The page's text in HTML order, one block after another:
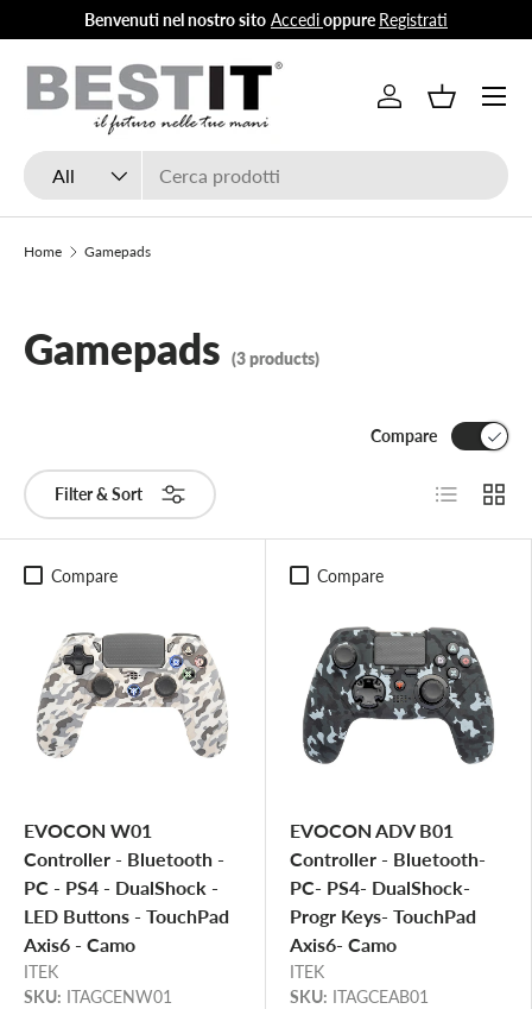
Skip to content
Benvenuti nel nostro sito Accedioppure Registrati
Search
Product type
All
Log inBasket
Menu
Home Gamepads
Gamepads (3 products)
Filter & Sort
Compare
List Grid
Compare
EVOCON W01
Controller - Bluetooth -
PC - PS4 - DualShock -
LED Buttons - TouchPad
Axis6 - Camo
ITEK
SKU: ITAGCENW01
Compare
EVOCON ADV B01
Controller - Bluetooth-
PC- PS4- DualShock-
Progr Keys- TouchPad
Axis6- Camo
ITEK
SKU: ITAGCEAB01